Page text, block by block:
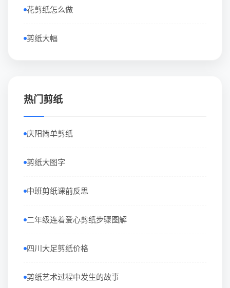
花剪纸怎么做
剪纸大幅
热门剪纸
庆阳简单剪纸
剪纸大图字
中班剪纸课前反思
二年级连着爱心剪纸步骤图解
四川大足剪纸价格
剪纸艺术过程中发生的故事